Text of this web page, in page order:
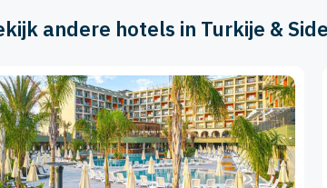
andere hotels in Turkije & Side